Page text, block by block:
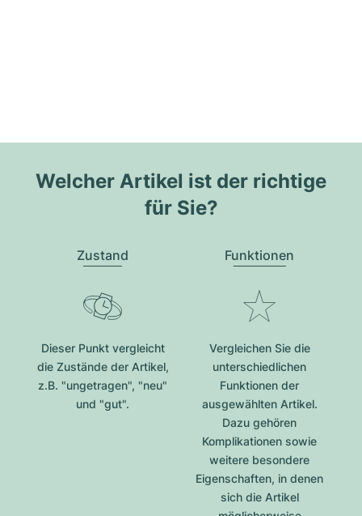
Welcher Artikel ist der richtige
für Sie?
Zustand
Dieser Punkt vergleicht
die Zustände der Artikel,
z.B. "ungetragen", "neu"
und "gut".
Funktionen
Vergleichen Sie die
unterschiedlichen
Funktionen der
ausgewählten Artikel.
Dazu gehören
Komplikationen sowie
weitere besondere
Eigenschaften, in denen
sich die Artikel